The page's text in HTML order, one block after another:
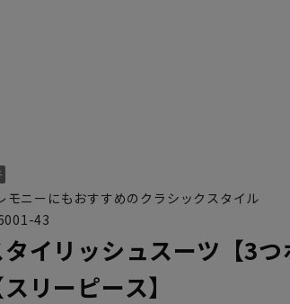
YA1 YA2 YA4 YA5 YA6 YA7
モニーにもおすすめのクラシックスタイル
43
イリッシュスーツ【3つ
スリーピース】